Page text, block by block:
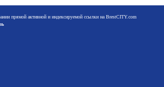
прямой активной и индексируемой ссылки на BrestCITY.com